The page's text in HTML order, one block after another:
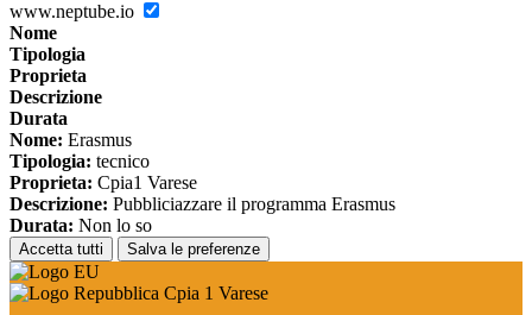
www.neptube.io
Nome
Tipologia
Proprieta
Descrizione
Durata
Nome: Erasmus
Tipologia: tecnico
Proprieta: Cpia1 Varese
Descrizione: Pubbliciazzare il programma Erasmus
Durata: Non lo so
Accetta tutti Salva le preferenze
Cpia 1 Varese